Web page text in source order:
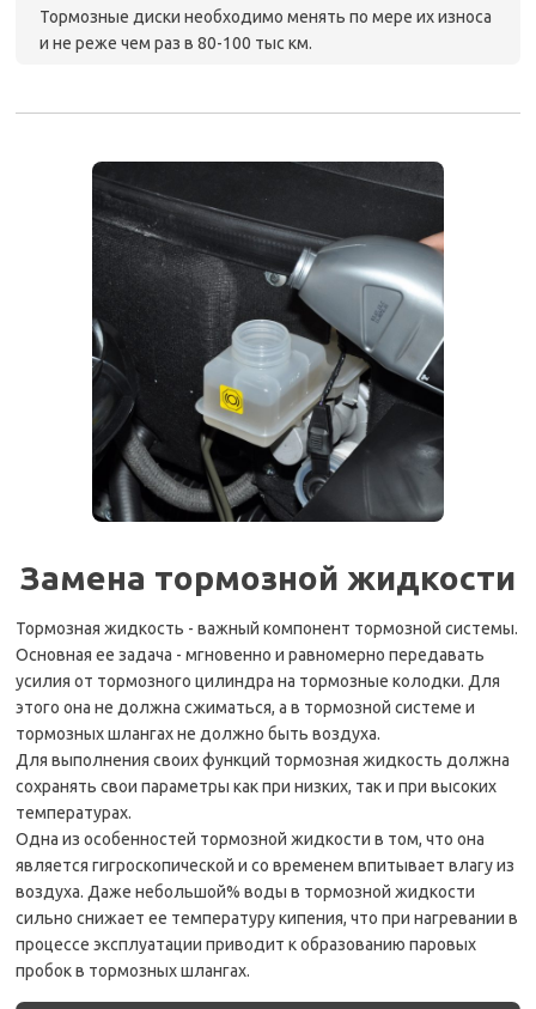
Тормозные диски необходимо менять по мере их износа
и не реже чем раз в 80-100 тыс км.
Замена тормозной жидкости
Тормозная жидкость - важный компонент тормозной системы.
Основная ее задача - мгновенно и равномерно передавать
усилия от тормозного цилиндра на тормозные колодки. Для
этого она не должна сжиматься, а в тормозной системе и
тормозных шлангах не должно быть воздуха.
Для выполнения своих функций тормозная жидкость должна
сохранять свои параметры как при низких, так и при высоких
температурах.
Одна из особенностей тормозной жидкости в том, что она
является гигроскопической и со временем впитывает влагу из
воздуха. Даже небольшой% воды в тормозной жидкости
сильно снижает ее температуру кипения, что при нагревании в
процессе эксплуатации приводит к образованию паровых
пробок в тормозных шлангах.